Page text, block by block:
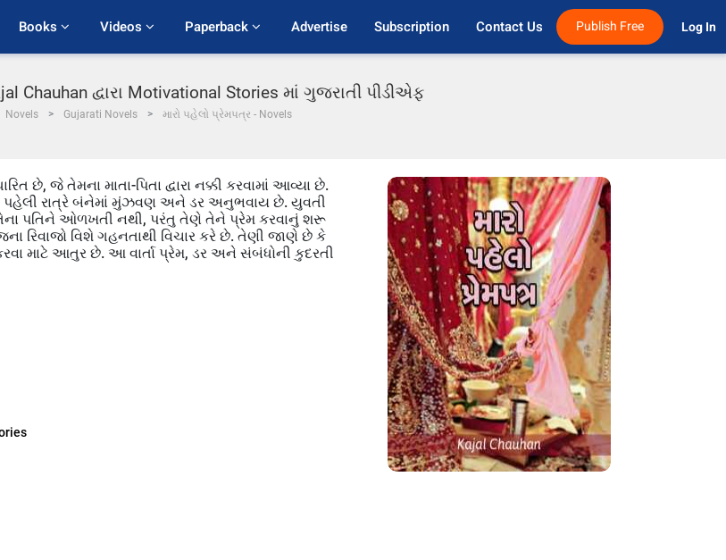
Books Videos Paperback Advertise Subscription Contact Us Publish Free Log In
Chauhan દ્વારા Motivational Stories માં ગુજરાતી પીડીએફ
Novels Gujarati Novels મારો પહેલો પ્રેમપત્ર - Novels
છે, જે તેમના માતા-પિતા દ્વારા નક્કી કરવામાં આવ્યા છે.
રાત્રે બંનેમાં મુંઝવણ અને ડર અનુભવાય છે. યુવતી
પતિને ઓળખતી નથી, પરંતુ તેણે તેને પ્રેમ કરવાનું શરૂ
રિવાજો વિશે ગહનતાથી વિચાર કરે છે. તેણી જાણે છે કે
આતુર છે. આ વાર્તા પ્રેમ, ડર અને સંબંધોની કુદરતી